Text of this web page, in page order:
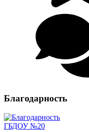
Благодарность
ГБДОУ №20